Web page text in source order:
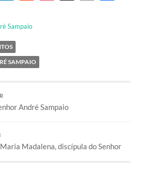
Sampaio
SAMPAIO
André Sampaio
Madalena, discípula do Senhor